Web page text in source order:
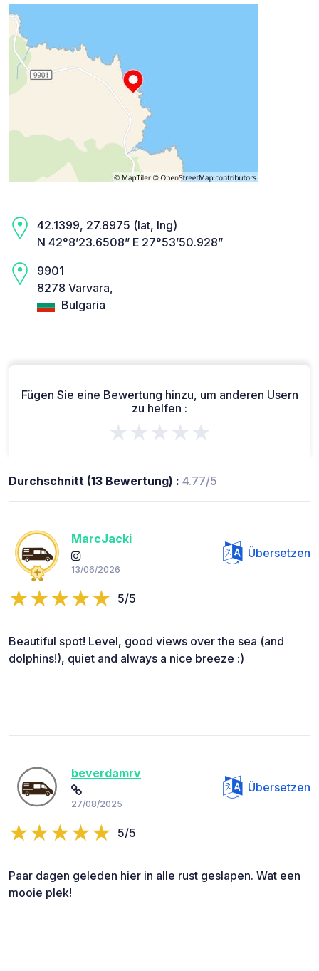
42.1399, 27.8975 (lat, lng)
N 42°8’23.6508” E 27°53’50.928”
9901
8278 Varvara,
Bulgaria
Fügen Sie eine Bewertung hinzu, um anderen Usern
zu helfen :
★★★★★
Durchschnitt (13 Bewertung) : 4.77/5
MarcJacki
13/06/2026
Übersetzen
5/5
Beautiful spot! Level, good views over the sea (and
dolphins!), quiet and always a nice breeze :)
beverdamrv
27/08/2025
Übersetzen
5/5
Paar dagen geleden hier in alle rust geslapen. Wat een
mooie plek!